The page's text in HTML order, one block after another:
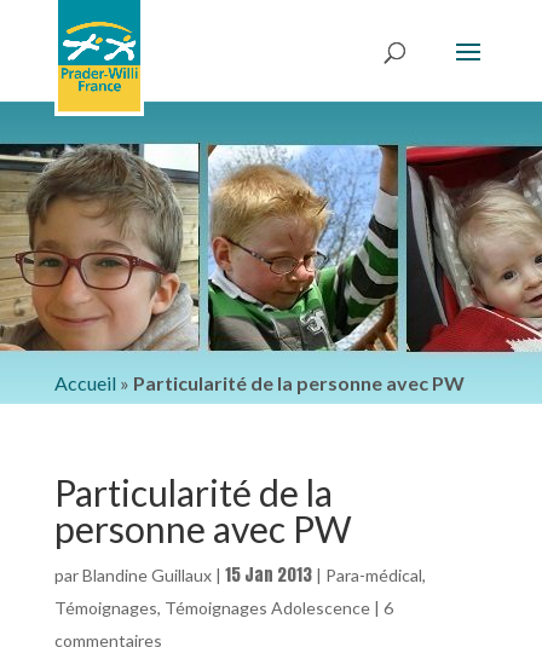
Accueil » Particularité de la personne avec PW
Particularité de la
personne avec PW
parBlandine Guillaux| 15 Jan 2013| Para-médical,
Témoignages, Témoignages Adolescence| 6
commentaires